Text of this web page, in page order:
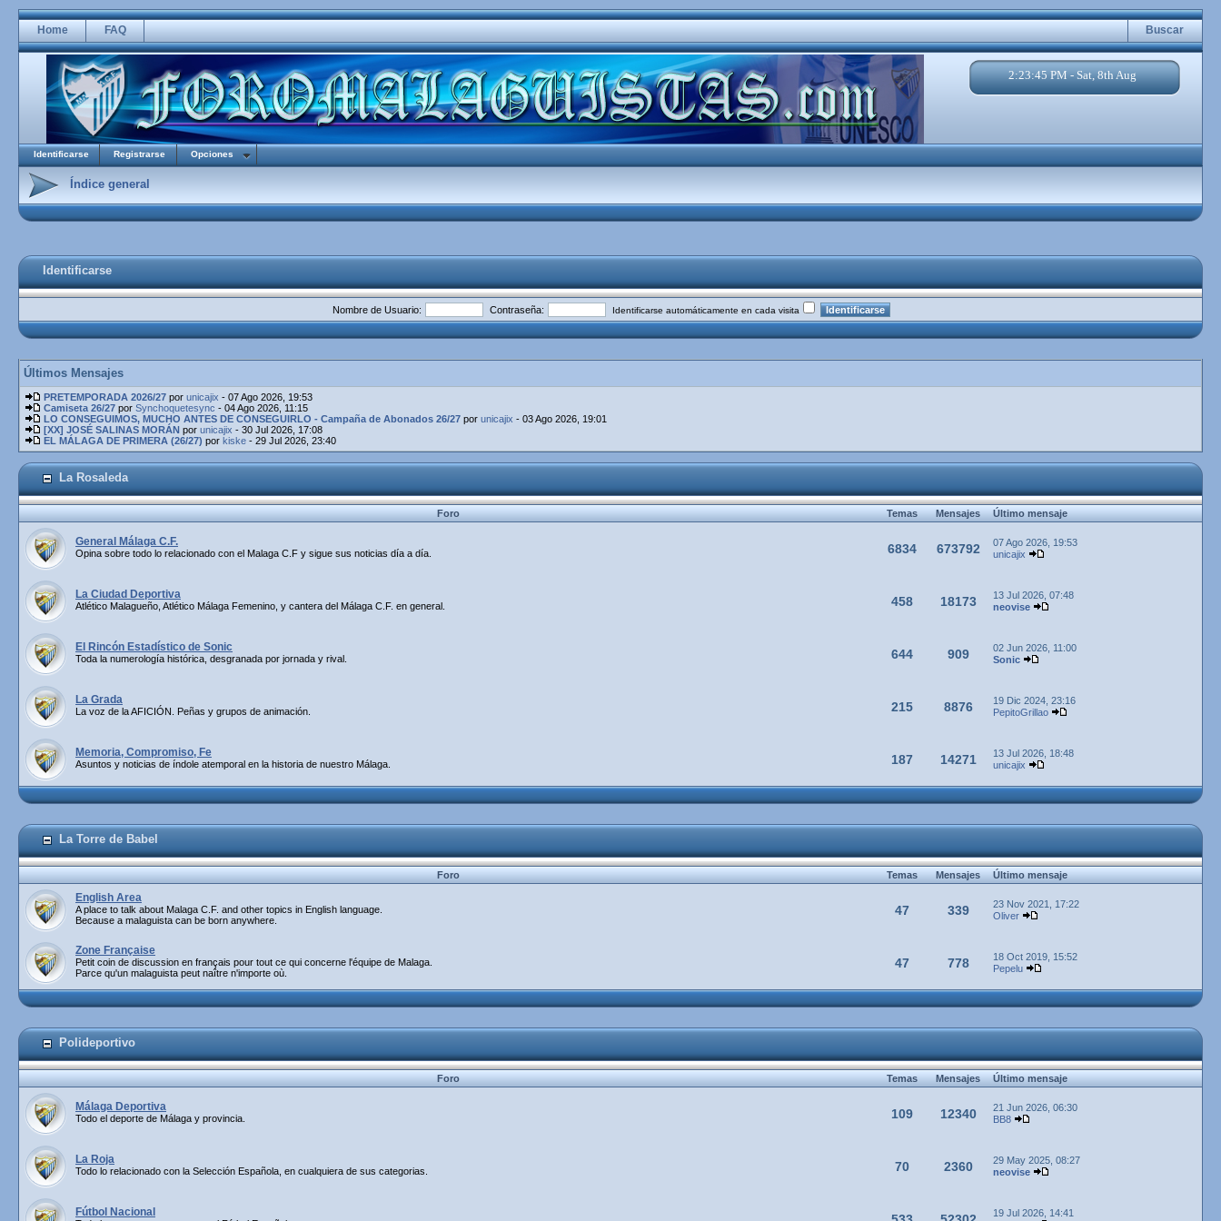
Home FAQ Buscar
2:23:46 PM - Sat, 8th Aug
Identificarse Registrarse Opciones
Índice general
Identificarse
Nombre de Usuario: Contraseña: Identificarse automáticamente en cada visita
Últimos Mensajes
PRETEMPORADA 2026/27 por unicajix - 07 Ago 2026, 19:53
Camiseta 26/27 por Synchoquetesync - 04 Ago 2026, 11:15
LO CONSEGUIMOS, MUCHO ANTES DE CONSEGUIRLO - Campaña de Abonados 26/27 por unicajix - 03 Ago 2026, 19:01
[XX] JOSÉ SALINAS MORÁN por unicajix - 30 Jul 2026, 17:08
EL MÁLAGA DE PRIMERA (26/27) por kiske - 29 Jul 2026, 23:40
La Rosaleda
Foro TemasMensajesÚltimo mensaje
General Málaga C.F.
Opina sobre todo lo relacionado con el Malaga C.F y sigue sus noticias día a día. 6834 673792
07 Ago 2026, 19:53
unicajix
La Ciudad Deportiva
Atlético Malagueño, Atlético Málaga Femenino, y cantera del Málaga C.F. en general. 458 18173
13 Jul 2026, 07:48
neovise
El Rincón Estadístico de Sonic
Toda la numerología histórica, desgranada por jornada y rival. 644 909
02 Jun 2026, 11:00
Sonic
La Grada
La voz de la AFICIÓN. Peñas y grupos de animación. 215 8876
19 Dic 2024, 23:16
PepitoGrillao
Memoria, Compromiso, Fe
Asuntos y noticias de índole atemporal en la historia de nuestro Málaga. 187 14271
13 Jul 2026, 18:48
unicajix
La Torre de Babel
Foro TemasMensajesÚltimo mensaje
English Area
A place to talk about Malaga C.F. and other topics in English language.
Because a malaguista can be born anywhere.
47 339
23 Nov 2021, 17:22
Oliver
Zone Française
Petit coin de discussion en français pour tout ce qui concerne l'équipe de Malaga.
Parce qu'un malaguista peut naître n'importe où.
47 778
18 Oct 2019, 15:52
Pepelu
Polideportivo
Foro TemasMensajesÚltimo mensaje
Málaga Deportiva
Todo el deporte de Málaga y provincia. 109 12340
21 Jun 2026, 06:30
BB8
La Roja
Todo lo relacionado con la Selección Española, en cualquiera de sus categorias. 70 2360
29 May 2025, 08:27
neovise
Fútbol Nacional
19 Jul 2026, 14:41